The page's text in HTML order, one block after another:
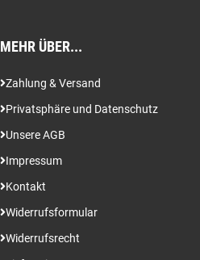
MEHR ÜBER...
Zahlung & Versand
Privatsphäre und Datenschutz
Unsere AGB
Impressum
Kontakt
Widerrufsformular
Widerrufsrecht